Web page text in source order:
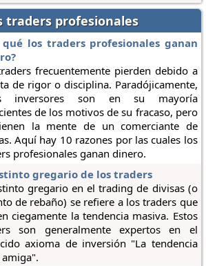
traders profesionales
qué los traders profesionales ganan
frecuentemente pierden debido a
de rigor o disciplina. Paradójicamente,
inversores son en su mayoría
de los motivos de su fracaso, pero
la mente de un comerciante de
Aquí hay 10 razones por las cuales los
profesionales ganan dinero.
gregario de los traders
gregario en el trading de divisas (o
de rebaño) se refiere a los traders que
ciegamente la tendencia masiva. Estos
son generalmente expertos en el
axioma de inversión "La tendencia